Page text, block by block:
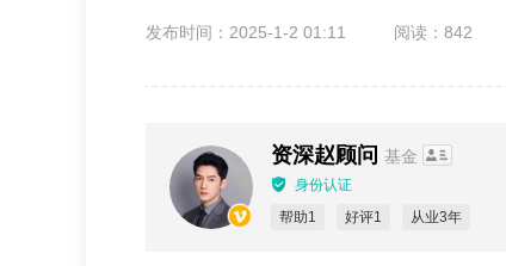
发布时间：2025-1-2 01:11 阅读：842
资深赵顾问 基金
身份认证
帮助1
好评1 从业3年